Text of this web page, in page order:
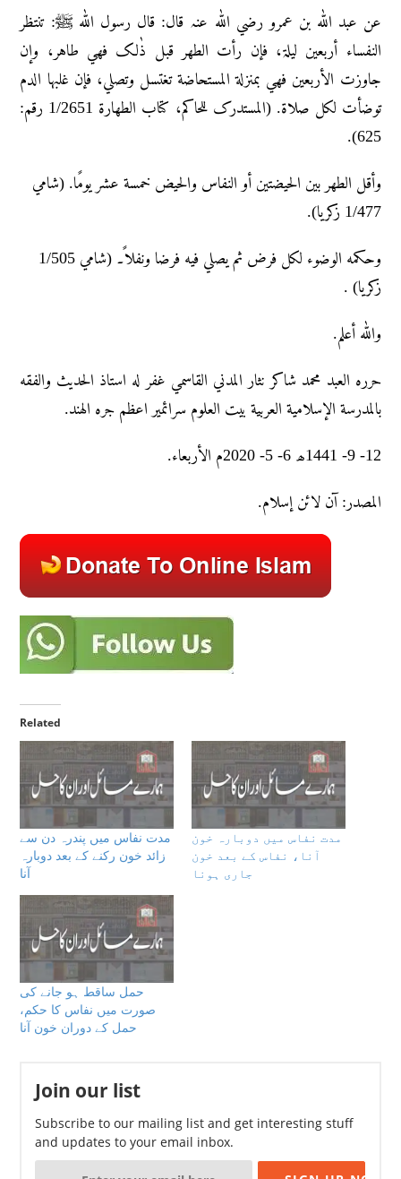
عن عبد اللّٰہ بن عمرو رضي اللّٰہ عنہ قال: قال رسول اللّٰہ ﷺ: تنتظر
النفساء أربعین لیلۃ، فإن رأت الطهر قبل ذٰلک فهي طاهر، وإن
جاوزت الأربعین فهي بمنزلة المستحاضة تغتسل وتصلي، فإن غلبها الدم
توضأت لکل صلاۃ. (المستدرک للحاکم، کتاب الطهارۃ 1/2651 رقم:
625).
وأقل الطهر بین الحیضتین أو النفاس والحیض خمسة عشر یومًا. (شامي
1/477 زکریا).
وحکمه الوضوء لکل فرض ثم یصلي فیه فرضا ونفلاً۔ (شامي 1/505
زکریا) .
واللہ أعلم.
حرره العبد محمد شاکر نثار المدني القاسمي غفر له استاذ الحديث والفقه
بالمدرسة الإسلامية العربية بيت العلوم سرائمير اعظم جره الهند.
12- 9- 1441ھ 6- 5- 2020م الأربعاء.
المصدر: آن لائن إسلام.
Related
مدت نفاس میں پندرہ دن سے
زائد خون رکنے کے بعد دوبارہ
مدت نفاس میں دوبارہ خون
آنا، نفاس کے بعد خون
جاری ہونا
حمل ساقط ہو جانے کی
صورت میں نفاس کا حکم،
حمل کے دوران خون آنا
Join our list
Subscribe to our mailing list and get interesting stuff
and updates to your email inbox.